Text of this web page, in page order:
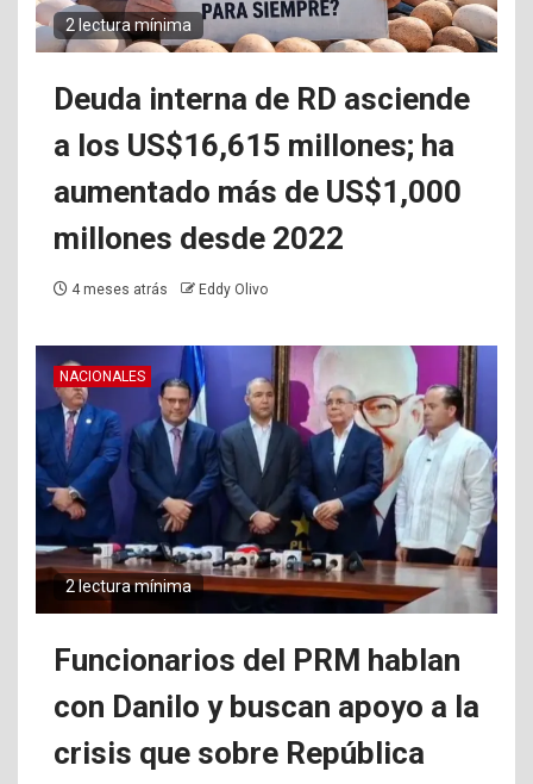
2 lectura mínima
Deuda interna de RD asciende
a los US$16,615 millones; ha
aumentado más de US$1,000
millones desde 2022
4 meses atrás Eddy Olivo
NACIONALES
2 lectura mínima
Funcionarios del PRM hablan
con Danilo y buscan apoyo a la
crisis que sobre República